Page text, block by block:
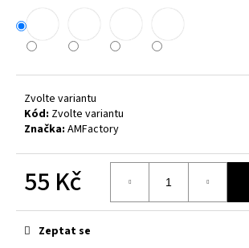
Zvolte variantu
Kód: Zvolte variantu
Značka: AMFactory
55 Kč
cena:
Zeptat se
u
m
NA
PLECHOVKU
SE
JMÉNEM
-